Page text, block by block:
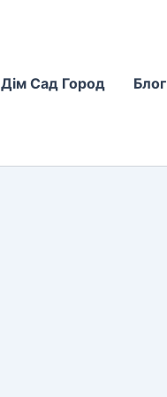
Дім Сад Город Блог